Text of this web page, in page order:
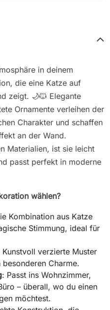
in deinem
die eine Katze auf
zeigt. 🌙🐱 Elegante
Ornamente verleihen der
Charakter und schaffen
an der Wand.
Materialien, ist sie leicht
passt perfekt in moderne
wählen?
Kombination aus Katze
Stimmung, ideal für
Kunstvoll verzierte Muster
Charme.
: Passt ins Wohnzimmer,
– überall, wo du einen
möchtest.